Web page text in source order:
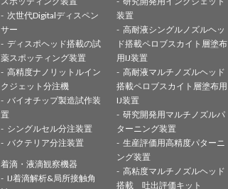
次世代Digitalディスペン
サー
ディスポヘッド搭載の試
薬スポッティング装置
高精度ナノリットルイン
クジェット分注機
バイオチップ製造試作装
置
シングルセル分注装置
バクテリア分注装置
着滴・液滴観察機器
IJ着滴解析&局所接触角
装置
高耐液シングルノズルヘッ
ド搭載ペロブスカイト層塗布
用IJ装置
高耐液マルチノズルヘッド
搭載ペロブスカイト層塗布用
IJ装置
研究開発用マルチノズルパ
ターニング装置
生産評価用高精度パターニ
ング装置
高粘度マルチノズルヘッド
搭載 吐出評価キット